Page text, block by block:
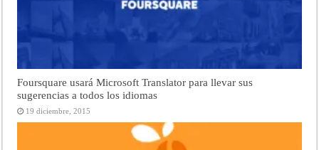
Foursquare usará Microsoft Translator para llevar sus
sugerencias a todos los idiomas
19 diciembre, 2015